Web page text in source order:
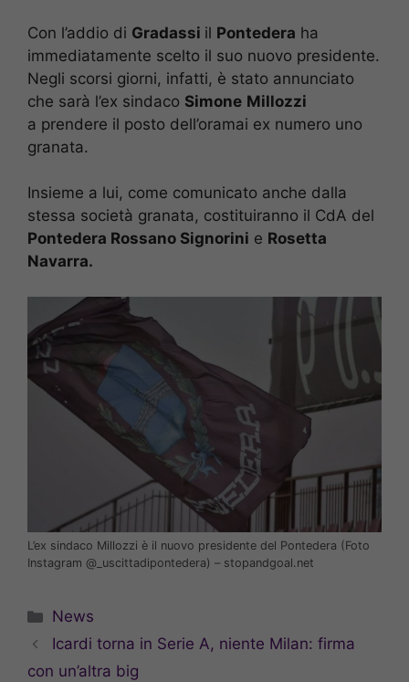
Con l’addio di Gradassi il Pontedera ha
immediatamente scelto il suo nuovo presidente.
Negli scorsi giorni, infatti, è stato annunciato
che sarà l’ex sindaco Simone Millozzi
a prendere il posto dell’oramai ex numero uno
granata.
Insieme a lui, come comunicato anche dalla
stessa società granata, costituiranno il CdA del
Pontedera Rossano Signorini e Rosetta
Navarra.
L’ex sindaco Millozzi è il nuovo presidente del Pontedera (Foto
Instagram @_uscittadipontedera) – stopandgoal.net
Categorie
News
Icardi torna in Serie A, niente Milan: firma
con un’altra big